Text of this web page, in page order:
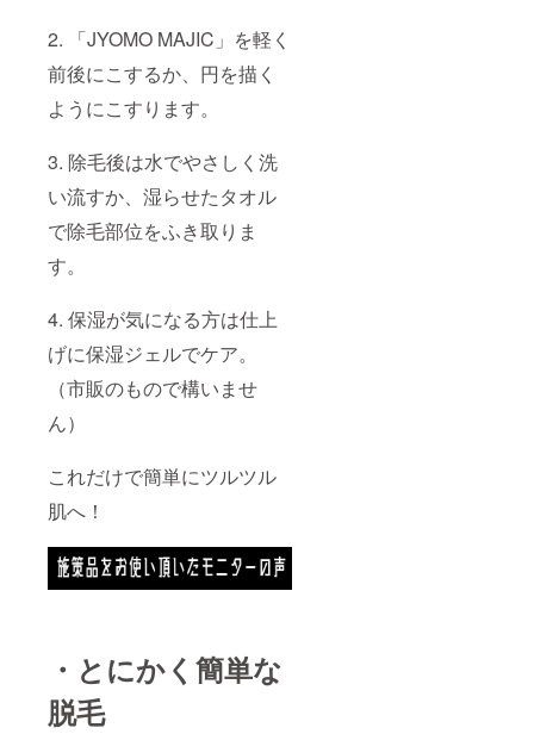
2. 「JYOMO MAJIC」を軽く
前後にこするか、円を描く
ようにこすります。
3. 除毛後は水でやさしく洗
い流すか、湿らせたタオル
で除毛部位をふき取りま
す。
4. 保湿が気になる方は仕上
げに保湿ジェルでケア。
（市販のもので構いませ
ん）
これだけで簡単にツルツル
肌へ！
・とにかく簡単な
脱毛